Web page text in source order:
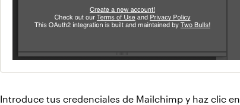
Introduce tus credenciales de Mailchimp y haz clic en